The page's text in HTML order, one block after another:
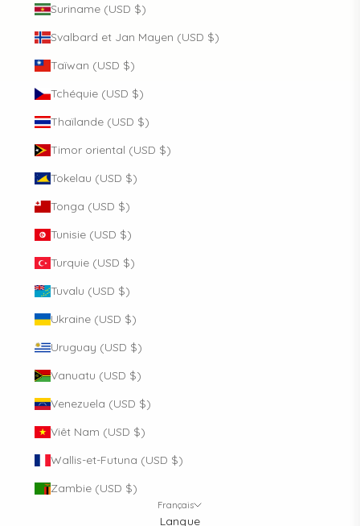
Suriname (USD $)
Svalbard et Jan Mayen (USD $)
Taïwan (USD $)
Tchéquie (USD $)
Thaïlande (USD $)
Timor oriental (USD $)
Tokelau (USD $)
Tonga (USD $)
Tunisie (USD $)
Turquie (USD $)
Tuvalu (USD $)
Ukraine (USD $)
Uruguay (USD $)
Vanuatu (USD $)
Venezuela (USD $)
Viêt Nam (USD $)
Wallis-et-Futuna (USD $)
Zambie (USD $)
Français
Langue